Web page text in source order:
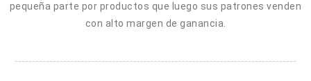
pequeña parte por productos que luego sus patrones venden
con alto margen de ganancia.